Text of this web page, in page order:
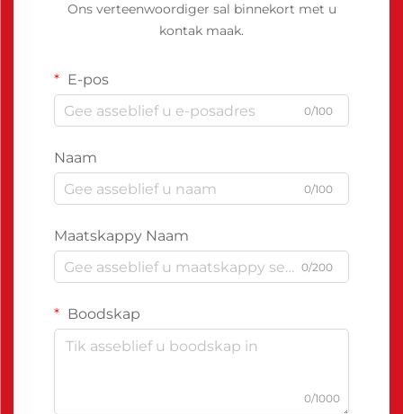
Ons verteenwoordiger sal binnekort met u
kontak maak.
E-pos
0/100
Naam
0/100
Maatskappy Naam
0/200
Boodskap
0/1000